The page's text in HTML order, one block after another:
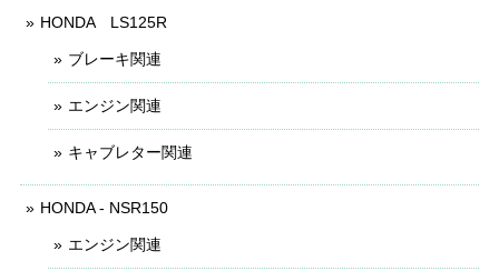
HONDA LS125R
ブレーキ関連
エンジン関連
キャブレター関連
HONDA - NSR150
エンジン関連